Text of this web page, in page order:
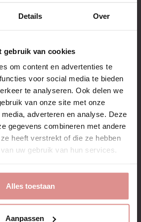
Details Over
gebruik van cookies
om content en advertenties te
voor social media te bieden
te analyseren. Ook delen we
van onze site met onze
adverteren en analyse. Deze
gegevens combineren met andere
heeft verstrekt of die ze hebben
uw gebruik van hun services.
Alles toestaan
Aanpassen
Beschrijving
Artikelnr.: 79571
materiaal
te nemen
Laat meer zien